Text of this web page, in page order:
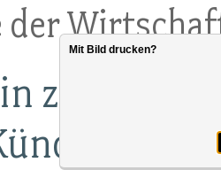
der
zu
Mit Bild drucken?